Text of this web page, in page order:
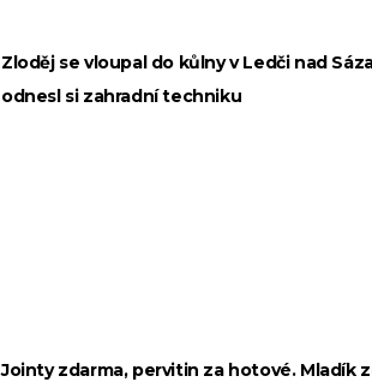
Zloděj se vloupal do kůlny v Ledči nad
odnesl si zahradní techniku
Jointy zdarma, pervitin za hotové. Mladík